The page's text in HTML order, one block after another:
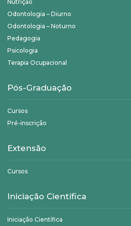
Nutrição
Odontologia – Diurno
Odontologia – Noturno
Pedagogia
Psicologia
Terapia Ocupacional
Pós-Graduação
Cursos
Pré-inscrição
Extensão
Cursos
Iniciação Científica
Iniciação Científica